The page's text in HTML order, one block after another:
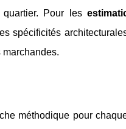
Pour les
spécificités
méthodique pour